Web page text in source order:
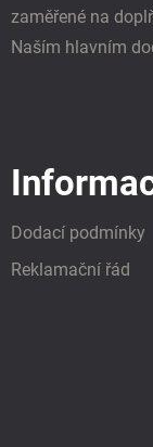
zaměřené na
Naším hlavním
Dodací podmínky
Reklamační řád